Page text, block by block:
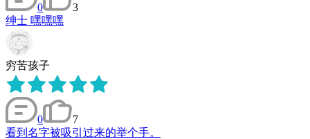
0
3
绅士 嘿嘿嘿
穷苦孩子
0
7
看到名字被吸引过来的举个手。